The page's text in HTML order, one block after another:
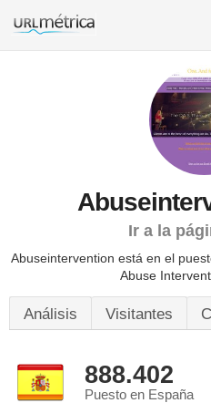
Ir a la
Abuseintervention está en el
Abuse
Análisis Visitantes
888.402
Puesto en España